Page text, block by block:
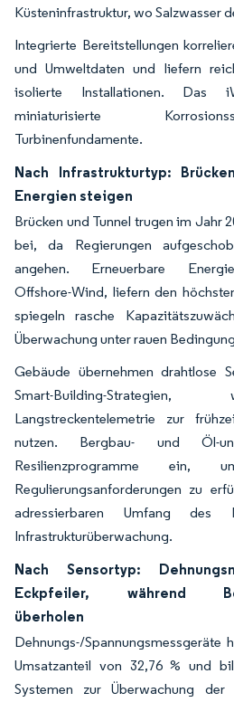
Küsteninfrastruktur, wo Salzwasser
Integrierte Bereitstellungen
und Umweltdaten und liefern
isolierte Installationen. Das
miniaturisierte
Turbinenfundamente.
Nach Infrastrukturtyp:
Energien steigen
Brücken und Tunnel trugen im Jahr
bei, da Regierungen
angehen. Erneuerbare
Offshore-Wind, liefern den
spiegeln rasche
Überwachung unter rauen
Gebäude übernehmen drahtlose
Smart-Building-
Langstreckentelemetrie zur
nutzen. Bergbau- und Öl-
Resilienzprogramme ein,
Regulierungsanforderungen zu
adressierbaren Umfang des
Infrastrukturüberwachung.
Nach Sensortyp:
Eckpfeiler, während
überholen
Dehnungs-/Spannungsmessgeräte
Umsatzanteil von 32,76 % und
Systemen zur Überwachung der